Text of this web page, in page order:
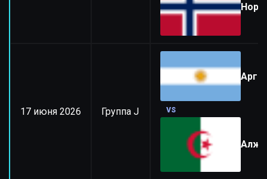
17 июня 2026 Группа J VS